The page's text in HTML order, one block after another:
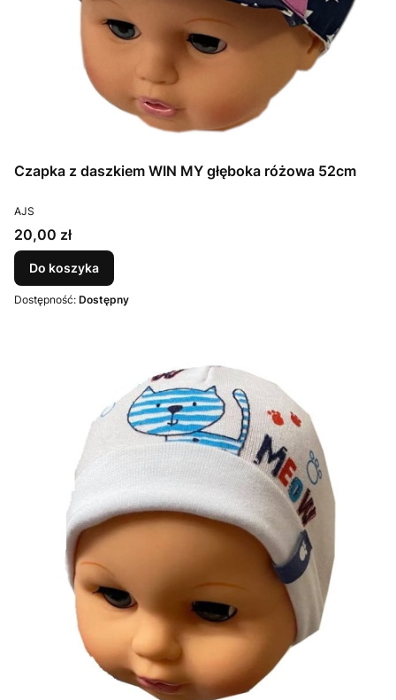
Czapka z daszkiem WIN MY głęboka różowa 52cm
PRODUCENT
AJS
Cena
20,00 zł
Do koszyka
Dostępność: Dostępny